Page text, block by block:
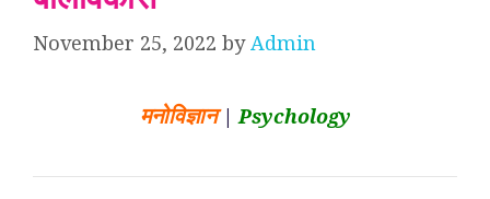
November 25, 2022 byAdmin
मनोविज्ञान|Psychology